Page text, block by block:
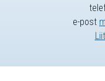
e-post